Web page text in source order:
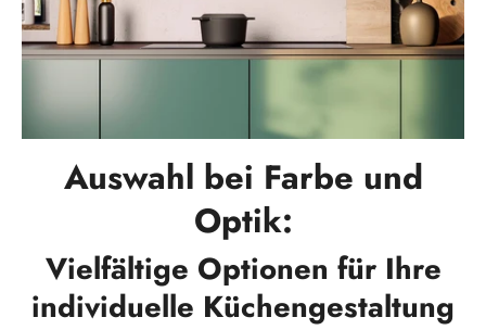
Auswahl bei Farbe und
Optik:
Vielfältige Optionen für Ihre
individuelle Küchengestaltung